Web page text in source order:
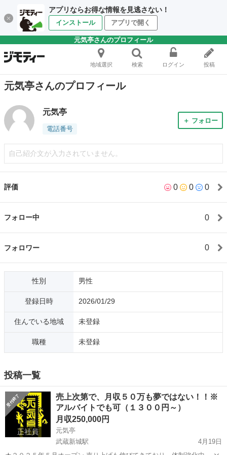
アプリならお得な情報を見逃さない！
インストール アプリで開く
元気亭さんのプロフィール
地域選択 検索 ログイン 投稿
元気亭さんのプロフィール
元気亭
電話番号
＋ フォロー
自己紹介文が入力されていません。
評価 0 0 0
フォロー中 0
フォロワー 0
性別 男性
登録日時 2026/01/29
住んでいる地域 未登録
職種 未登録
投稿一覧
正社員
売上次第で、月収５０万も夢ではない！！※
アルバイトでも可（１３００円～）
月収250,000円
元気亭
武蔵新城駅
4月19日